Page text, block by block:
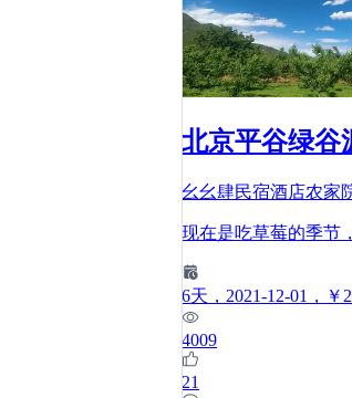
北京平谷绿谷
幺幺肆民宿酒店农家
现在是吃草莓的季节
6天 ，2021-12-01 ，￥
4009
21